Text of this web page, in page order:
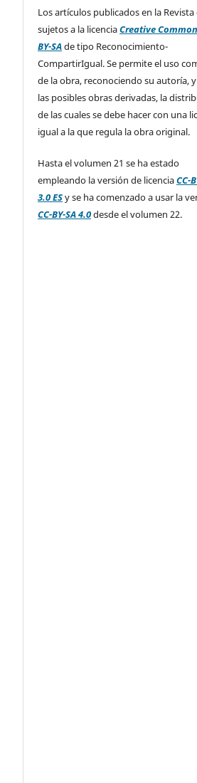
Los artículos publicados en la Revista
sujetos a la licenciaCreative
BY-SAde tipo Reconocimiento-
CompartirIgual. Se permite el uso
de la obra, reconociendo su autoría,
las posibles obras derivadas, la
de las cuales se debe hacer con una
igual a la que regula la obra original.
Hasta el volumen 21 se ha estado
empleando la versión de licenciaCC-
3.0 ESy se ha comenzado a usar la
CC-BY-SA 4.0desde el volumen 22.